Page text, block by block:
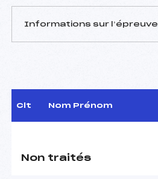
Informations sur l’épreuve
D.T Adjoint :
Dir. Epreuve :
Clt Nom Prénom
Non traités